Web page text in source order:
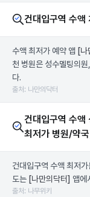
건대입구역 수액
수액 최저가 예약 앱 [나
천 병원은 성수멜팅의
다.
출처: 나만의닥터
건대입구역 수액
최저가 병원/약
건대입구역 수액 최저
도는 [나만의닥터] 앱에
출처: 나무위키